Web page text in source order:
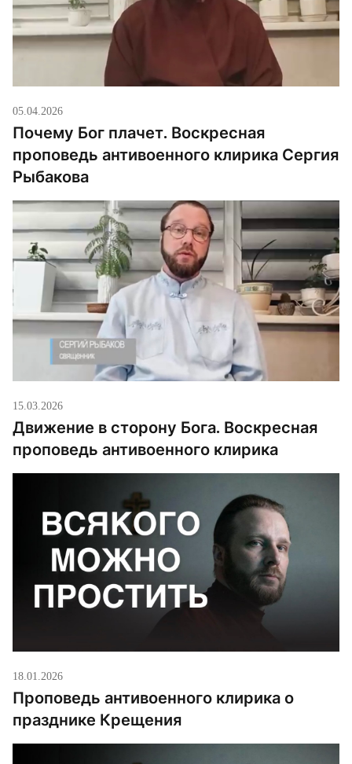
05.04.2026
Почему Бог плачет. Воскресная
проповедь антивоенного клирика Сергия
Рыбакова
15.03.2026
Движение в сторону Бога. Воскресная
проповедь антивоенного клирика
18.01.2026
Проповедь антивоенного клирика о
празднике Крещения